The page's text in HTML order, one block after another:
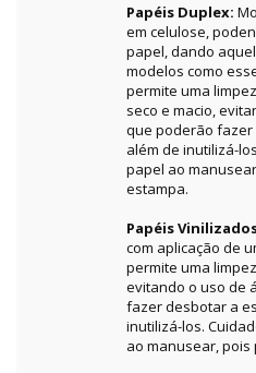
Papéis Duplex:
em celulose,
papel, dando
modelos como
permite uma
seco e macio,
que poderão
além de inutilizá-
papel ao
estampa.
Papéis
com aplicação de
permite uma
evitando o uso de
fazer desbotar a
inutilizá-los.
ao manusear,